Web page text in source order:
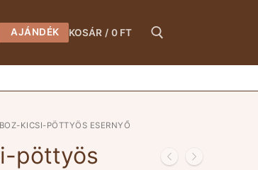
AJÁNDÉK KOSÁR / 0 FT
KICSI-PÖTTYÖS ESERNYŐ
pöttyös